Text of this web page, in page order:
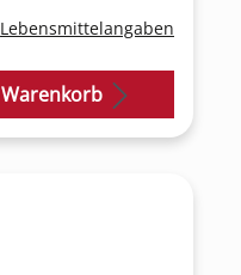
Lebensmittelangaben
Warenkorb